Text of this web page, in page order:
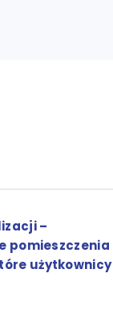
–
pomieszczenia
użytkownicy